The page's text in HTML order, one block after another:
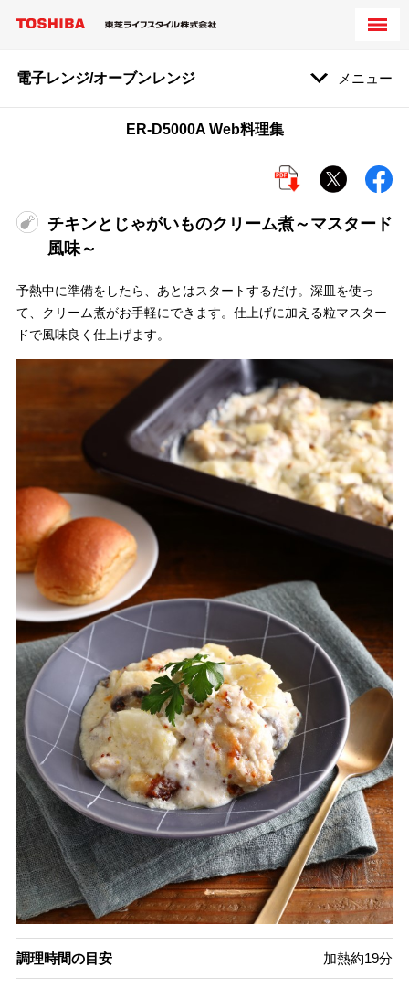
電子レンジ/オーブンレンジ メニュー
ER-D5000A Web料理集
チキンとじゃがいものクリーム煮～マスタード
風味～
予熱中に準備をしたら、あとはスタートするだけ。深皿を使っ
て、クリーム煮がお手軽にできます。仕上げに加える粒マスター
ドで風味良く仕上げます。
調理時間の目安 加熱約19分